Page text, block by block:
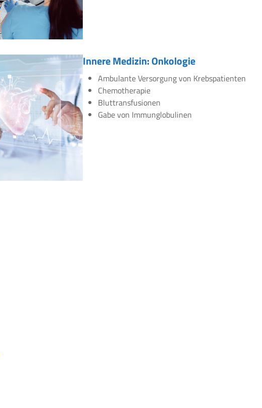
Innere Medizin: Onkologie
Ambulante Versorgung von Krebspatienten
Chemotherapie
Bluttransfusionen
Gabe von Immunglobulinen